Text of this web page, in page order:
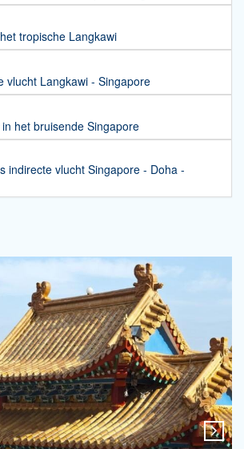
tropische Langkawi
vlucht Langkawi - Singapore
het bruisende Singapore
indirecte vlucht Singapore - Doha -